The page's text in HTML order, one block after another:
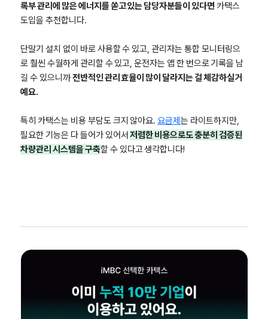
록부 관리에 많은 에너지를 쏟고 있는 담당자분들이 있다면카택스
도입을 추천합니다.
단말기 설치 없이 바로 사용할 수 있고, 관리자는 통합 모니터링으
로 훨씬 수월하게 관리할 수 있고, 운전자는 앱 한 번으로 기록을 남
길 수 있으니까전반적인 관리 효율이 많이 달라지는 걸 체감하실 거
예요.
특히 카택스는 비용 부담도 크지 않아요.요금제는 라이트하지만,
필요한 기능은 다 들어가 있어서저렴한 비용으로도 충분히 검증된
차량관리 시스템을 구축할 수 있다고 생각합니다!​